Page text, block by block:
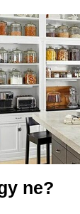
ne?